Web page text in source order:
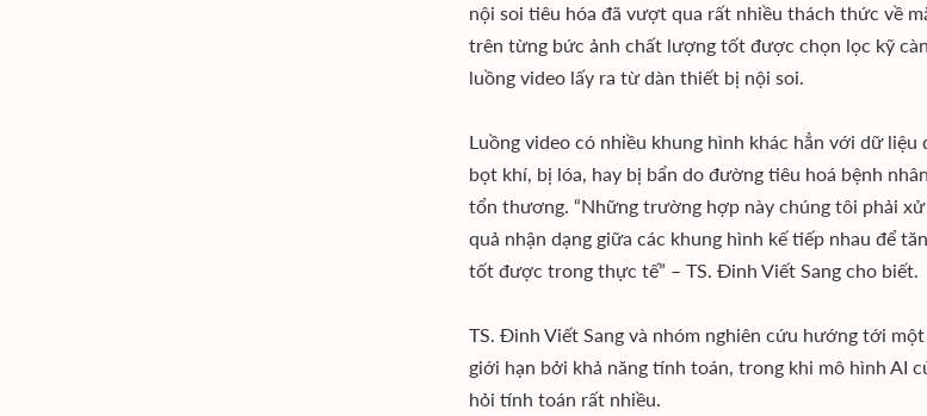
nội soi tiêu hóa đã vượt qua rất nhiều thách thức về
trên từng bức ảnh chất lượng tốt được chọn lọc kỹ
luồng video lấy ra từ dàn thiết bị nội soi.
Luồng video có nhiều khung hình khác hẳn với dữ
bọt khí, bị lóa, hay bị bẩn do đường tiêu hoá bệnh
tổn thương. “Những trường hợp này chúng tôi phải
quả nhận dạng giữa các khung hình kế tiếp nhau để
tốt được trong thực tế” – TS. Đinh Viết Sang cho biết.
TS. Đinh Viết Sang và nhóm nghiên cứu hướng tới
giới hạn bởi khả năng tính toán, trong khi mô hình AI
hỏi tính toán rất nhiều.